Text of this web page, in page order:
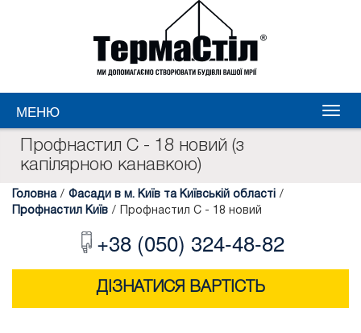
МЕНЮ
Профнастил С - 18 новий (з
капілярною канавкою)
Головна / Фасади в м. Київ та Київській області /
Профнастил Київ / Профнастил С - 18 новий
+38 (050) 324-48-82
ДІЗНАТИСЯ ВАРТІСТЬ